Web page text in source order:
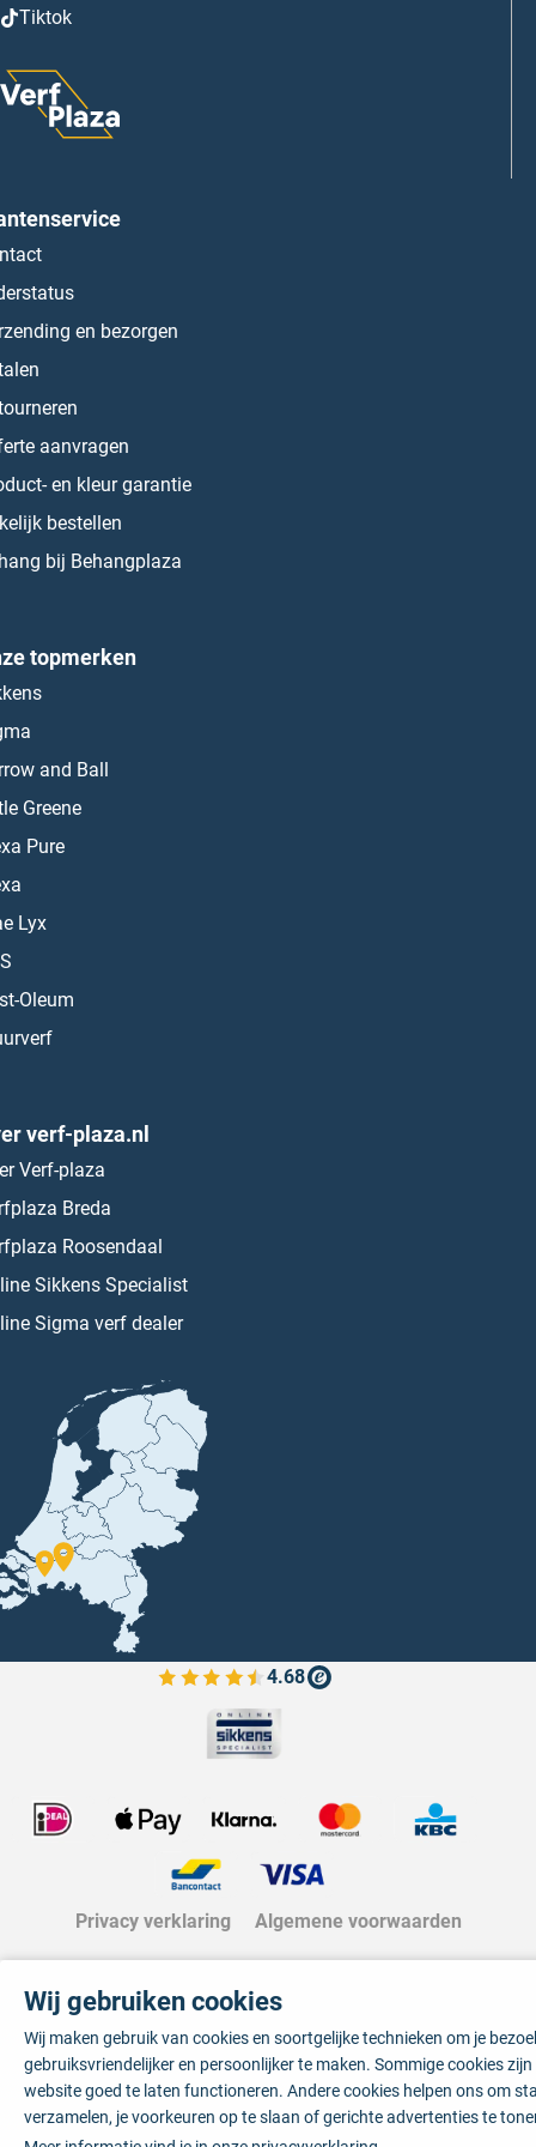
Tiktok
en bezorgen
aanvragen
en kleur garantie
bestellen
bij Behangplaza
topmerken
and Ball
Greene
Pure
Lyx
Oleum
verf-plaza.nl
Verf-plaza
Breda
Roosendaal
Sikkens Specialist
Sigma verf dealer
4.68
Bekijk de verfplaza beoordelingen
Privacy verklaring Algemene voorwaarden
Wij gebruiken cookies
Wij maken gebruik van cookies en soortgelijke technieken om je
gebruiksvriendelijker en persoonlijker te maken. Sommige cookies
website goed te laten functioneren. Andere cookies helpen ons om
verzamelen, je voorkeuren op te slaan of gerichte advertenties te